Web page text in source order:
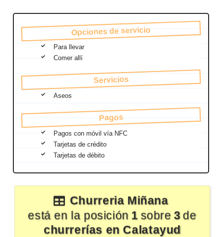
Opciones de servicio
Para llevar
Comer allí
Servicios
Aseos
Pagos
Pagos con móvil vía NFC
Tarjetas de crédito
Tarjetas de débito
Churreria Miñana
está en la posición 1 sobre 3 de
churrerías en Calatayud